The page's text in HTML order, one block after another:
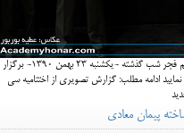
به گزارش آکادمی هنر، مراسم اختتامیه سی امین جشنواره فیلم فجر شب گذشته -یکشنبه 23 بهمن 1390- برگزار
ادامه مطلب: گزارش تصویری از اختتامیه سی
پیمان معادی